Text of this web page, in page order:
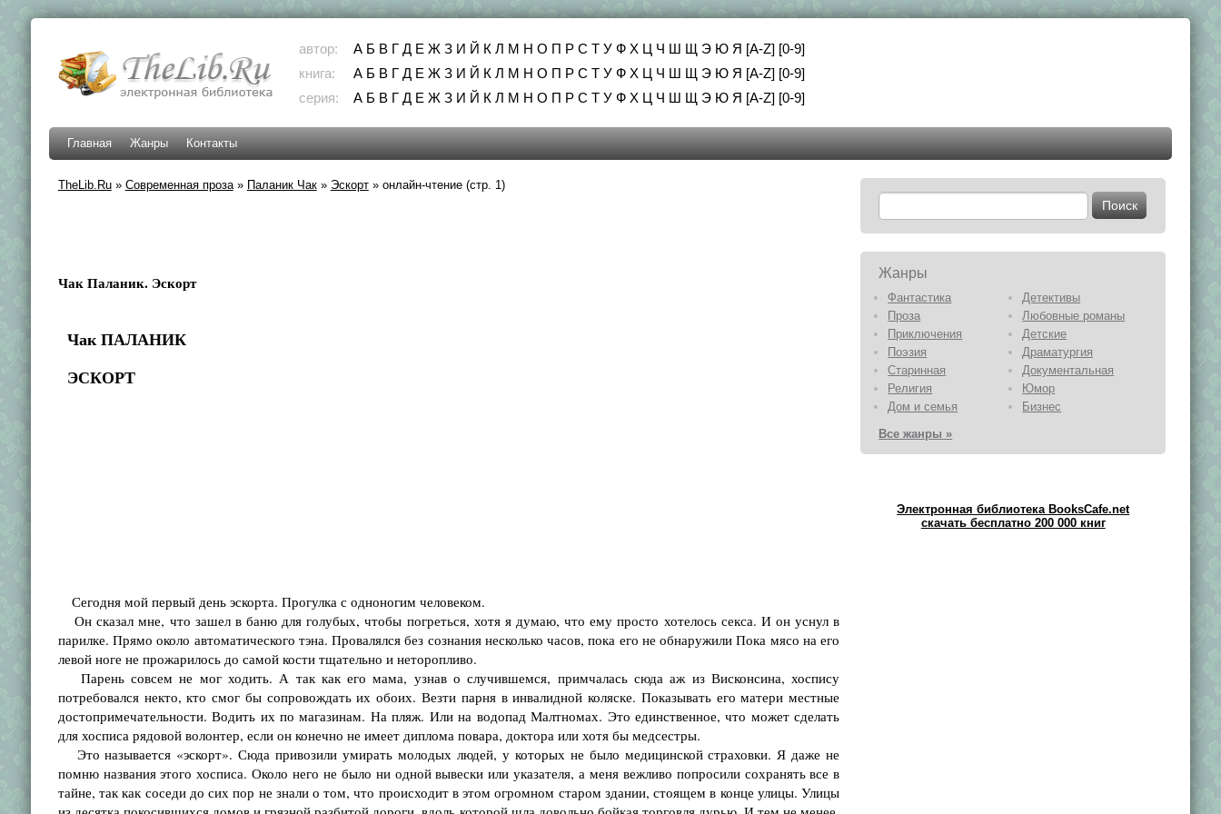
автор: А Б В Г Д Е Ж З И Й К Л М Н О П Р С Т У Ф Х Ц Ч Ш Щ Э Ю Я [A-Z] [0-9]
книга:
А Б В Г Д Е Ж З И Й К Л М Н О П Р С Т У Ф Х Ц Ч Ш Щ Э Ю Я [A-Z] [0-9]
серия:
А Б В Г Д Е Ж З И Й К Л М Н О П Р С Т У Ф Х Ц Ч Ш Щ Э Ю Я [A-Z] [0-9]
Главная Жанры Контакты
TheLib.Ru» Современная проза» Паланик Чак» Эскорт» онлайн-чтение (стр. 1)
Чак Паланик. Эскорт
Чак ПАЛАНИК
ЭСКОРТ
Сегодня мой первый день эскорта. Прогулка с одноногим человеком.
Он сказал мне, что зашел в баню для голубых, чтобы погреться, хотя я думаю, что ему просто хотелось секса. И он уснул в
парилке. Прямо около автоматического тэна. Провалялся без сознания несколько часов, пока его не обнаружили Пока мясо на его
левой ноге не прожарилось до самой кости тщательно и неторопливо.
Парень совсем не мог ходить. А так как его мама, узнав о случившемся, примчалась сюда аж из Висконсина, хоспису
потребовался некто, кто смог бы сопровождать их обоих. Везти парня в инвалидной коляске. Показывать его матери местные
достопримечательности. Водить их по магазинам. На пляж. Или на водопад Малтномах. Это единственное, что может сделать
для хосписа рядовой волонтер, если он конечно не имеет диплома повара, доктора или хотя бы медсестры.
Это называется «эскорт». Сюда привозили умирать молодых людей, у которых не было медицинской страховки. Я даже не
помню названия этого хосписа. Около него не было ни одной вывески или указателя, а меня вежливо попросили сохранять все в
тайне, так как соседи до сих пор не знали о том, что происходит в этом огромном старом здании, стоящем в конце улицы. Улицы
Жанры
Фантастика
Детективы
Проза
Любовные романы
Приключения
Детские
Поэзия
Драматургия
Старинная
Документальная
Религия
Юмор
Дом и семья
Бизнес
Все жанры »
Электронная библиотека BooksCafe.net
скачать бесплатно 200 000 книг